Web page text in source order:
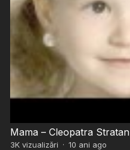
Mama – Cleopatra Stratan
3Kvizualizări · 10 ani ago